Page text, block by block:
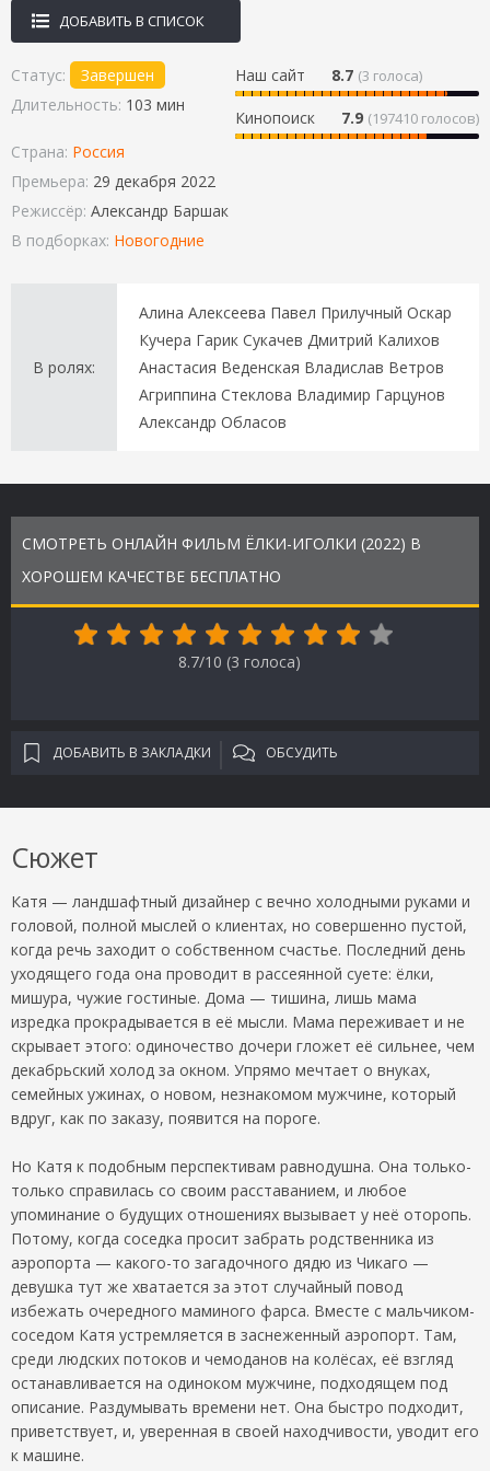
ДОБАВИТЬ В СПИСОК
Наш сайт 8.7 (3 голоса)
Кинопоиск 7.9 (197410 голосов)
Статус:
Завершен
Длительность: 103 мин
Страна: Россия
Премьера: 29 декабря 2022
Режиссёр: Александр Баршак
В подборках: Новогодние
В ролях:
Алина Алексеева Павел Прилучный Оскар
Кучера Гарик Сукачев Дмитрий Калихов
Анастасия Веденская Владислав Ветров
Агриппина Стеклова Владимир Гарцунов
Александр Обласов
СМОТРЕТЬ ОНЛАЙН ФИЛЬМ ЁЛКИ-ИГОЛКИ (2022) В
ХОРОШЕМ КАЧЕСТВЕ БЕСПЛАТНО
8.7/10 (3 голоса)
ДОБАВИТЬ В ЗАКЛАДКИ ОБСУДИТЬ
Сюжет
Катя — ландшафтный дизайнер с вечно холодными руками и
головой, полной мыслей о клиентах, но совершенно пустой,
когда речь заходит о собственном счастье. Последний день
уходящего года она проводит в рассеянной суете: ёлки,
мишура, чужие гостиные. Дома — тишина, лишь мама
изредка прокрадывается в её мысли. Мама переживает и не
скрывает этого: одиночество дочери гложет её сильнее, чем
декабрьский холод за окном. Упрямо мечтает о внуках,
семейных ужинах, о новом, незнакомом мужчине, который
вдруг, как по заказу, появится на пороге.
Но Катя к подобным перспективам равнодушна. Она только-
только справилась со своим расставанием, и любое
упоминание о будущих отношениях вызывает у неё оторопь.
Потому, когда соседка просит забрать родственника из
аэропорта — какого-то загадочного дядю из Чикаго —
девушка тут же хватается за этот случайный повод
избежать очередного маминого фарса. Вместе с мальчиком-
соседом Катя устремляется в заснеженный аэропорт. Там,
среди людских потоков и чемоданов на колёсах, её взгляд
останавливается на одиноком мужчине, подходящем под
описание. Раздумывать времени нет. Она быстро подходит,
приветствует, и, уверенная в своей находчивости, уводит его
к машине.